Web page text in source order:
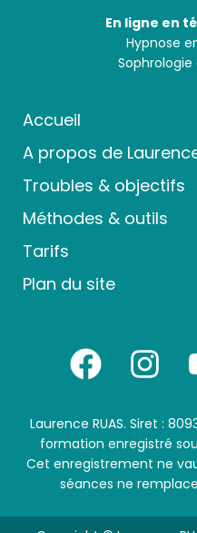
En ligne en
Hypnose
Accueil
A propos de
Troubles & objectifs
Méthodes & outils
Tarifs
Plan du site
Laurence RUAS. Siret :
formation enregistré
Cet enregistrement ne
séances ne